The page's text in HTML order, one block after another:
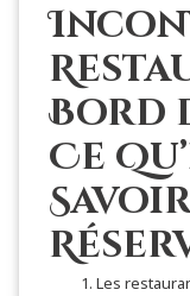
Bord
Ce
Les